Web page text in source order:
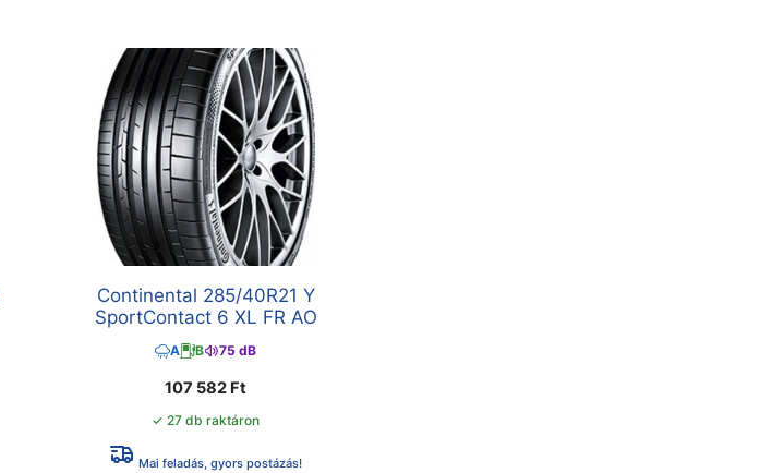
Continental 285/40R21 Y
SportContact 6 XL FR AO
A B 75 dB
107 582 Ft
✓ 27 db raktáron
Mai feladás, gyors postázás!